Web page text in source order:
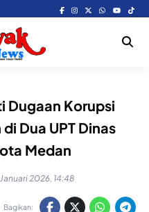
Dugaan Korupsi
Dua UPT Dinas
Medan
2026, 14:48
Bagikan: